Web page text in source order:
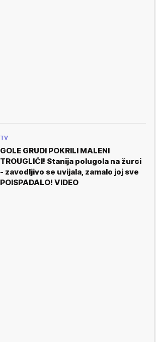
TV
GOLE GRUDI POKRILI MALENI
TROUGLIĆI! Stanija polugola na žurci
- zavodljivo se uvijala, zamalo joj sve
POISPADALO! VIDEO